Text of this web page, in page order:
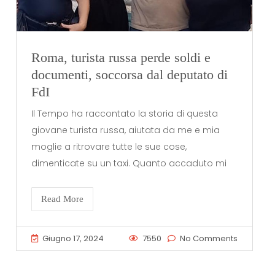
Roma, turista russa perde soldi e
documenti, soccorsa dal deputato di
FdI
Il Tempo ha raccontato la storia di questa
giovane turista russa, aiutata da me e mia
moglie a ritrovare tutte le sue cose,
dimenticate su un taxi. Quanto accaduto mi
Read More
Giugno 17, 2024 7550 No Comments